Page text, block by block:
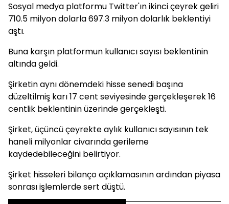
Sosyal medya platformu Twitter'ın ikinci çeyrek geliri
710.5 milyon dolarla 697.3 milyon dolarlık beklentiyi
aştı.
Buna karşın platformun kullanıcı sayısı beklentinin
altında geldi.
Şirketin aynı dönemdeki hisse senedi başına
düzeltilmiş karı 17 cent seviyesinde gerçekleşerek 16
centlik beklentinin üzerinde gerçekleşti.
Şirket, üçüncü çeyrekte aylık kullanıcı sayısının tek
haneli milyonlar civarında gerileme
kaydedebileceğini belirtiyor.
Şirket hisseleri bilanço açıklamasının ardından piyasa
sonrası işlemlerde sert düştü.